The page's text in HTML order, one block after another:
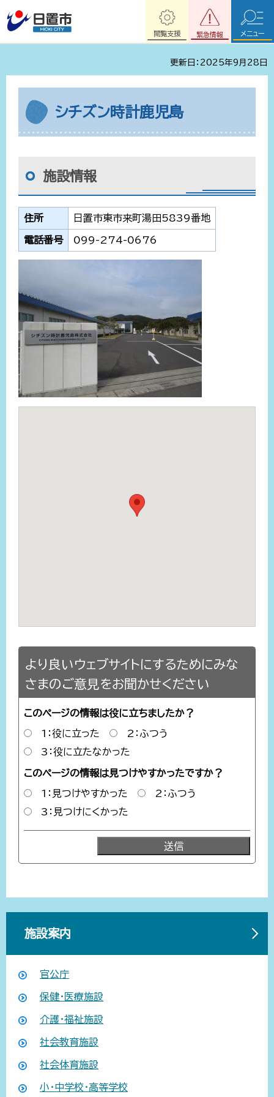
緊急情報
閲覧支援 メニュー
更新日：2025年9月28日
シチズン時計鹿児島
施設情報
住所 日置市東市来町湯田5839番地
電話番号 099-274-0676
より良いウェブサイトにするためにみな
さまのご意見をお聞かせください
このページの情報は役に立ちましたか？
1：役に立った
2：ふつう
3：役に立たなかった
このページの情報は見つけやすかったですか？
1：見つけやすかった
2：ふつう
3：見つけにくかった
施設案内
官公庁
保健・医療施設
介護・福祉施設
社会教育施設
社会体育施設
小・中学校・高等学校